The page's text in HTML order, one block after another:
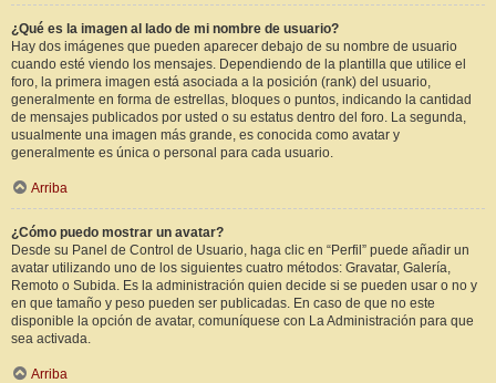
¿Qué es la imagen al lado de mi nombre de usuario?
Hay dos imágenes que pueden aparecer debajo de su nombre de usuario
cuando esté viendo los mensajes. Dependiendo de la plantilla que utilice el
foro, la primera imagen está asociada a la posición (rank) del usuario,
generalmente en forma de estrellas, bloques o puntos, indicando la cantidad
de mensajes publicados por usted o su estatus dentro del foro. La segunda,
usualmente una imagen más grande, es conocida como avatar y
generalmente es única o personal para cada usuario.
Arriba
¿Cómo puedo mostrar un avatar?
Desde su Panel de Control de Usuario, haga clic en “Perfil” puede añadir un
avatar utilizando uno de los siguientes cuatro métodos: Gravatar, Galería,
Remoto o Subida. Es la administración quien decide si se pueden usar o no y
en que tamaño y peso pueden ser publicadas. En caso de que no este
disponible la opción de avatar, comuníquese con La Administración para que
sea activada.
Arriba